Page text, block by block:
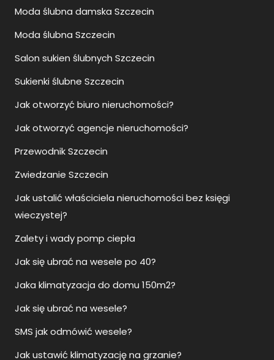
Moda ślubna Szczecin
Salon sukien ślubnych Szczecin
Sukienki ślubne Szczecin
Jak otworzyć biuro nieruchomości?
Jak otworzyć agencje nieruchomości?
Przewodnik Szczecin
Zwiedzanie Szczecin
Jak ustalić właściciela nieruchomości bez księgi
Zalety i wady pomp ciepła
Jak się ubrać na wesele po 40?
Jaka klimatyzacja do domu 150m2?
Jak się ubrać na wesele?
SMS jak odmówić wesele?
Jak ustawić klimatyzację na grzanie?
Jaka klimatyzacja do mieszkania?